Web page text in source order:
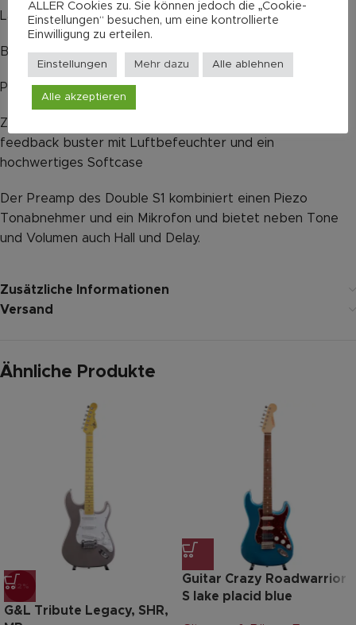
Lack: Hochglanz
Binding und Bevel Palisander mit Muschel Einlage
Pickup: Double S1
Zubehör: USB-Ladegerät für den Akku im Preamp,
feedback buster mit Luftbefeuchter und ein
hochwertiges Softcase
Der Preamp des Double S1 kombiniert einen Piezo
Tonabnehmer und ein Mikrofon und bietet neben Tone
und Volumen auch Hall und Delay.
Zusätzliche Informationen
Versand
Ähnliche Produkte
-12%
G&L Tribute Legacy, SHR,
Guitar Crazy Roadwarrior
S lake placid blue
ALLER Cookies zu. Sie können jedoch die „Cookie-
Einstellungen“ besuchen, um eine kontrollierte
Einwilligung zu erteilen.
Einstellungen Mehr dazu Alle ablehnen
Alle akzeptieren